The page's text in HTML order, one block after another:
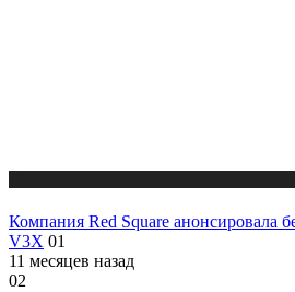
Компания Red Square анонсировала
V3X 01
11 месяцев назад
02